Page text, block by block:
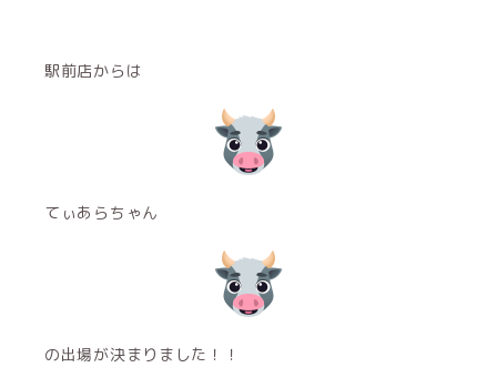
駅前店からは
てぃあらちゃん
の出場が決まりました！！